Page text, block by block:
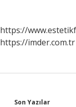
https://
https://imder.com.tr
Son Yazılar